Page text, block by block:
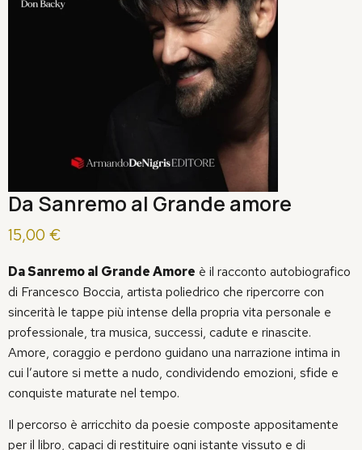
Da Sanremo al Grande amore
15,00 €
Da Sanremo al Grande Amore è il racconto autobiografico
di Francesco Boccia, artista poliedrico che ripercorre con
sincerità le tappe più intense della propria vita personale e
professionale, tra musica, successi, cadute e rinascite.
Amore, coraggio e perdono guidano una narrazione intima in
cui l’autore si mette a nudo, condividendo emozioni, sfide e
conquiste maturate nel tempo.
Il percorso è arricchito da poesie composte appositamente
per il libro, capaci di restituire ogni istante vissuto e di